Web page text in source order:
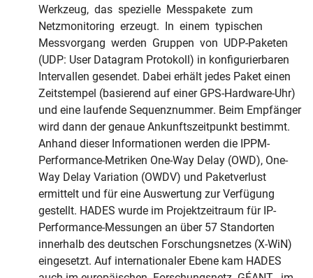
Werkzeug, das spezielle Messpakete zum
Netzmonitoring erzeugt. In einem typischen
Messvorgang werden Gruppen von UDP-Paketen
(UDP: User Datagram Protokoll) in konfigurierbaren
Intervallen gesendet. Dabei erhält jedes Paket einen
Zeitstempel (basierend auf einer GPS-Hardware-Uhr)
und eine laufende Sequenznummer. Beim Empfänger
wird dann der genaue Ankunftszeitpunkt bestimmt.
Anhand dieser Informationen werden die IPPM-
Performance-Metriken One-Way Delay (OWD), One-
Way Delay Variation (OWDV) und Paketverlust
ermittelt und für eine Auswertung zur Verfügung
gestellt. HADES wurde im Projektzeitraum für IP-
Performance-Messungen an über 57 Standorten
innerhalb des deutschen Forschungsnetzes (X-WiN)
eingesetzt. Auf internationaler Ebene kam HADES